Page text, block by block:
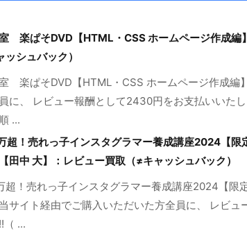
楽ぱそDVD【HTML・CSS ホームページ作成編
シュバック）
楽ぱそDVD【HTML・CSS ホームページ作成編
に、 レビュー報酬として2430円をお支払いいた
...
超！売れっ子インスタグラマー養成講座2024【限
田中 大】：レビュー買取（≠キャッシュバック）
超！売れっ子インスタグラマー養成講座2024【限
サイト経由でご購入いただいた方全員に、 レビュ
（ ...